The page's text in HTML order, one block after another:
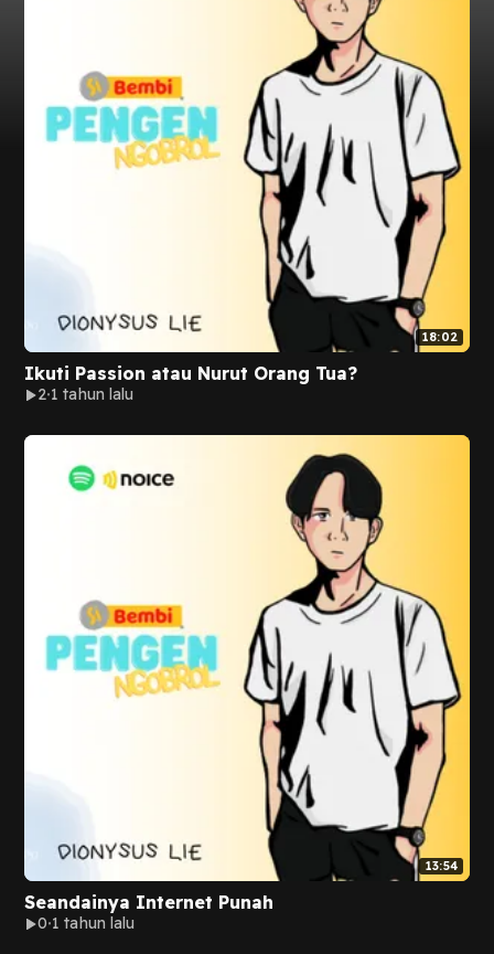
18:02
Ikuti Passion atau Nurut Orang Tua?
2 1 tahun lalu
13:54
Seandainya Internet Punah
0 1 tahun lalu